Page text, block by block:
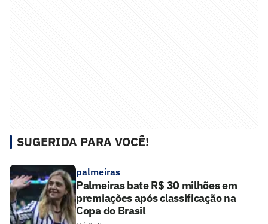
SUGERIDA PARA VOCÊ!
palmeiras
Palmeiras bate R$ 30 milhões em
premiações após classificação na
Copa do Brasil